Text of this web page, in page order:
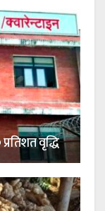
वृद्धि